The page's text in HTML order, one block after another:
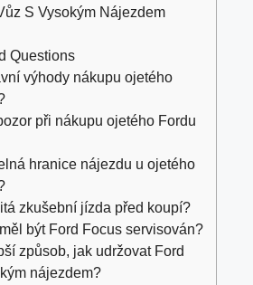
S Vysokým Nájezdem
Questions
výhody nákupu ojetého
při nákupu ojetého Fordu
hranice nájezdu u ojetého
zkušební jízda před koupí?
být Ford Focus servisován?
způsob, jak udržovat Ford
nájezdem?